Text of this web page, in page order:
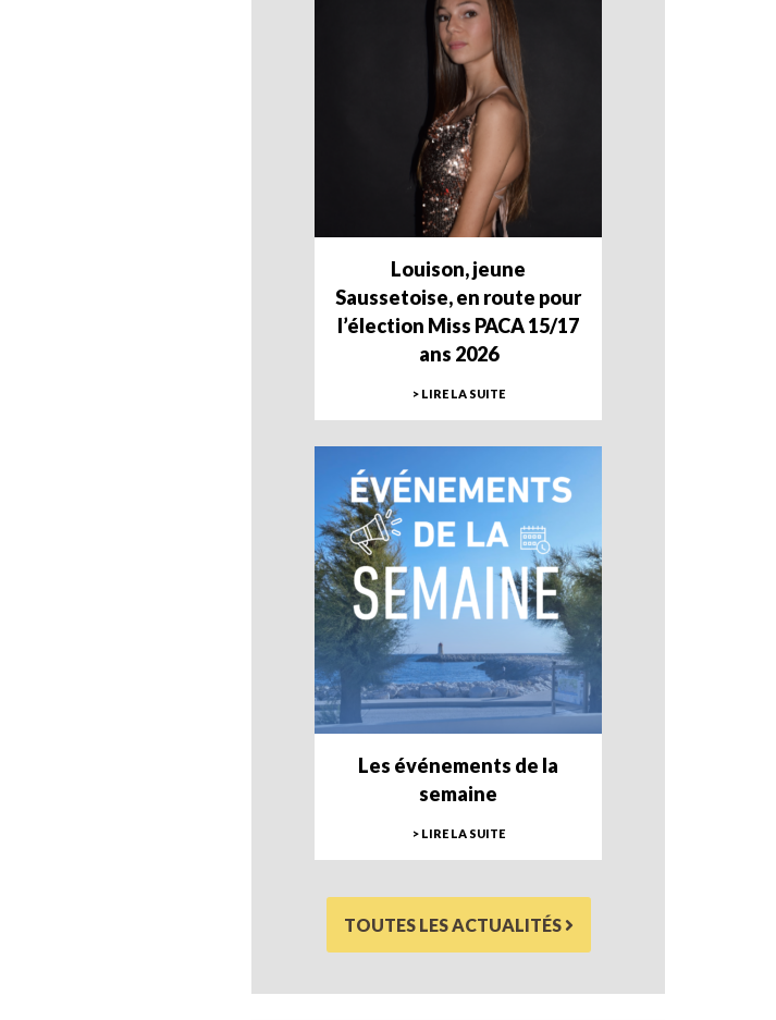
Louison, jeune
Saussetoise, en route pour
l’élection Miss PACA 15/17
ans 2026
> LIRE LA SUITE
Les événements de la
semaine
> LIRE LA SUITE
TOUTES LES ACTUALITÉS